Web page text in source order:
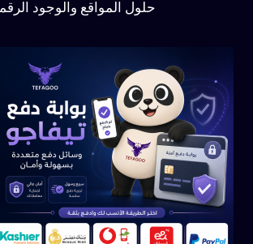
حلول المواقع والوجود